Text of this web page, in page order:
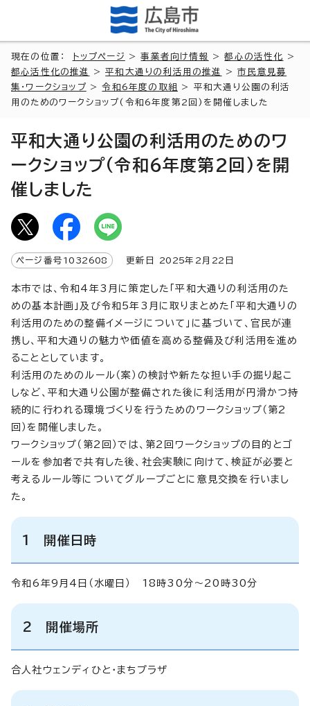
現在の位置： トップページ >事業者向け情報 >都心の活性化
>
都心活性化の推進
>平和大通りの利活用の推進 >市民意見募
集・ワークショップ >令和6年度の取組
> 平和大通り公園の利活
用のためのワークショップ(令和6年度第2回)を開催しました
平和大通り公園の利活用のためのワ
ークショップ(令和6年度第2回)を開
催しました
ページ番号 1032608 更新日 2025年2月 22 日
本市では、令和4年3月に策定した「平和大通りの利活用のた
めの基本計画」及び令和5年3月に取りまとめた「平和大通りの
利活用のための整備イメージについて」に基づいて、官民が連
携し、平和大通りの魅力や価値を高める整備及び利活用を進め
ることとしています。
利活用のためのルール（案）の検討や新たな担い手の掘り起こ
しなど、平和大通り公園が整備された後に利活用が円滑かつ持
続的に行われる環境づくりを行うためのワークショップ（第2
回）を開催しました。
ワークショップ（第2回）では、第2回ワークショップの目的とゴ
ールを参加者で共有した後、社会実験に向けて、検証が必要と
考えるルール等についてグループごとに意見交換を行いまし
た。
1 開催日時
令和6年9月4日（水曜日） 18時30分～20時30分
2 開催場所
合人社ウェンディひと・まちプラザ